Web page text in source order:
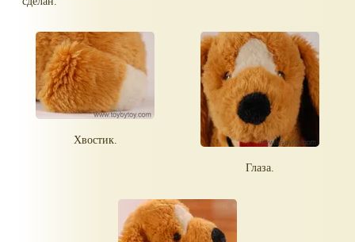
Хвостик.
Глаза.